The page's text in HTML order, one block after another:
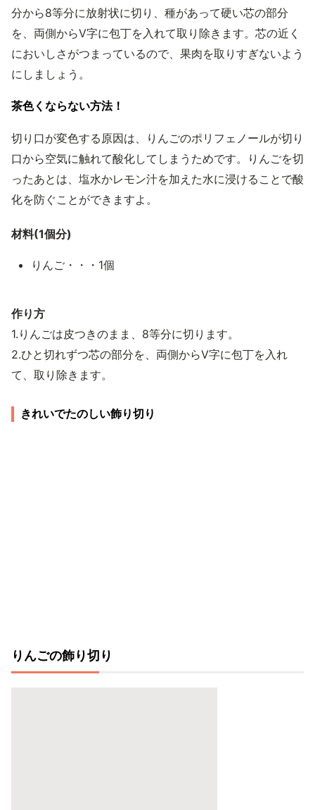
分から8等分に放射状に切り、種があって硬い芯の部分
を、両側からV字に包丁を入れて取り除きます。芯の近く
においしさがつまっているので、果肉を取りすぎないよう
にしましょう。
茶色くならない方法！
切り口が変色する原因は、りんごのポリフェノールが切り
口から空気に触れて酸化してしまうためです。りんごを切
ったあとは、塩水かレモン汁を加えた水に浸けることで酸
化を防ぐことができますよ。
材料(1個分)
りんご・・・1個
作り方
1.りんごは皮つきのまま、8等分に切ります。
2.ひと切れずつ芯の部分を、両側からV字に包丁を入れ
て、取り除きます。
きれいでたのしい飾り切り
りんごの飾り切り